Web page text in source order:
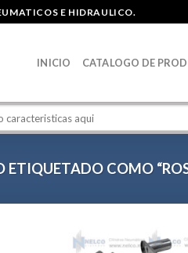
E HIDRAULICO.
INICIO CATALOGO DE
ETIQUETADO COMO